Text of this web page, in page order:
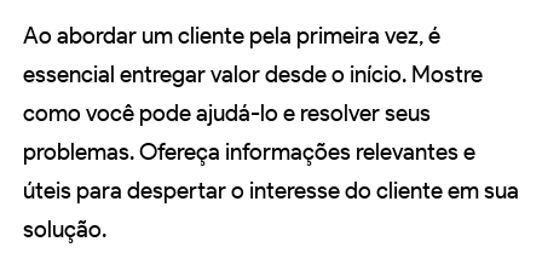
Ao abordar um cliente pela primeira vez, é
essencial entregar valor desde o início. Mostre
como você pode ajudá-lo e resolver seus
problemas. Ofereça informações relevantes e
úteis para despertar o interesse do cliente em sua
solução.